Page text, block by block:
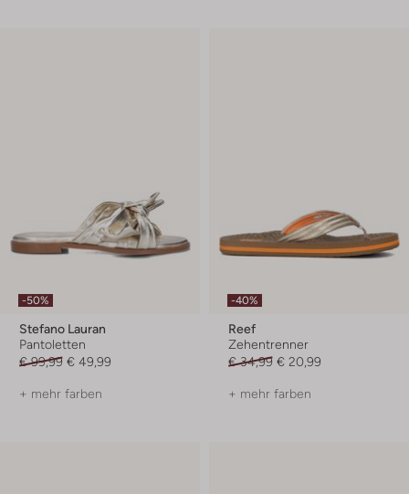
-50%
Stefano Lauran
Pantoletten
€ 99,99 € 49,99
+ mehr farben
-40%
Reef
Zehentrenner
€ 34,99 € 20,99
+ mehr farben